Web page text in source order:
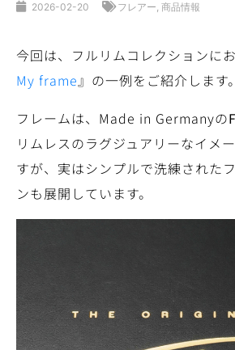
2026-02-20 フレアー, 商品情報
今回は、フルリムコレクションに
My frame』の一例をご紹介します。
フレームは、Made in Germanyの
リムレスのラグジュアリーなイメ
すが、実はシンプルで洗練された
ンも展開しています。